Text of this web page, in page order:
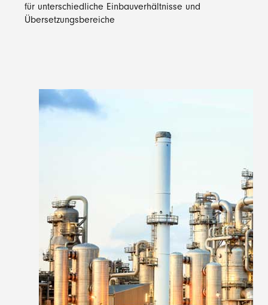
für unterschiedliche Einbauverhältnisse und
Übersetzungsbereiche